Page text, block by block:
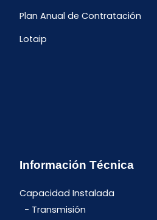
Plan Anual de Contratación
Lotaip
Información Técnica
Capacidad Instalada
Transmisión